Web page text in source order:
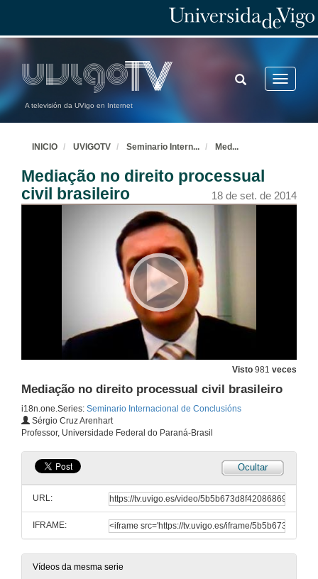
A televisión da UVigo en Internet
Toggle
TOGGLE
SEARCH
INICIO UVIGOTV Seminario Intern... Med...
Mediação no direito processual
civil brasileiro
18 de set. de 2014
Visto 981 veces
Mediação no direito processual civil brasileiro
i18n.one.Series: Seminario Internacional de Conclusións
Sérgio Cruz Arenhart
Professor, Universidade Federal do Paraná-Brasil
Ocultar
URL:
IFRAME:
Vídeos da mesma serie